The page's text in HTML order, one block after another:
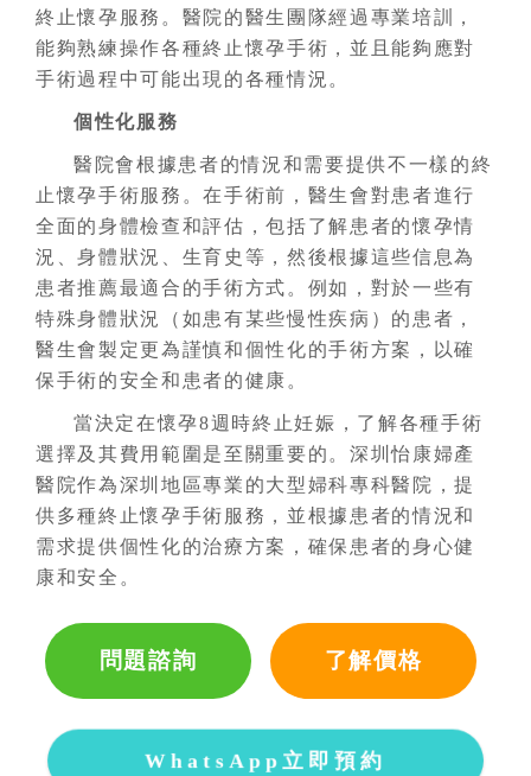
終止懷孕服務。醫院的醫生團隊經過專業培訓，
能夠熟練操作各種終止懷孕手術，並且能夠應對
手術過程中可能出現的各種情況。
個性化服務
醫院會根據患者的情況和需要提供不一樣的終
止懷孕手術服務。在手術前，醫生會對患者進行
全面的身體檢查和評估，包括了解患者的懷孕情
況、身體狀況、生育史等，然後根據這些信息為
患者推薦最適合的手術方式。例如，對於一些有
特殊身體狀況（如患有某些慢性疾病）的患者，
醫生會製定更為謹慎和個性化的手術方案，以確
保手術的安全和患者的健康。
當決定在懷孕8週時終止妊娠，了解各種手術
選擇及其費用範圍是至關重要的。深圳怡康婦產
醫院作為深圳地區專業的大型婦科專科醫院，提
供多種終止懷孕手術服務，並根據患者的情況和
需求提供個性化的治療方案，確保患者的身心健
康和安全。
問題諮詢 了解價格
WhatsApp立即預約